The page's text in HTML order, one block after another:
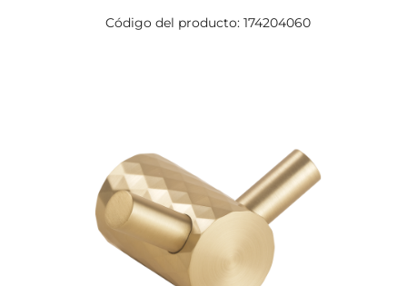
Código del producto: 174204060